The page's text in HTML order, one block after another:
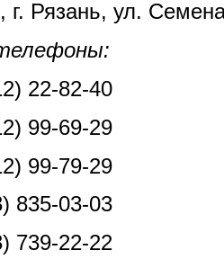
г. Рязань, ул.
22-82-40
99-69-29
99-79-29
835-03-03
739-22-22